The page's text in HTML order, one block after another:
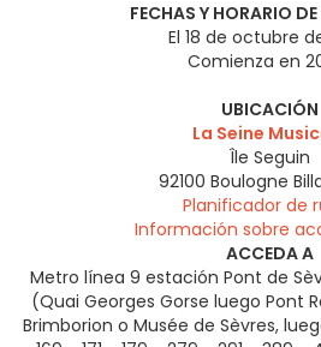
FECHAS Y HORARIO
El 18 de octubre
Comienza en
UBICACIÓN
La Seine
Île Seguin
92100 Boulogne
Planificador de
Información sobre
ACCEDA A
Metro línea 9 estación Pont de
(Quai Georges Gorse luego Pont
Brimborion o Musée de Sèvres,